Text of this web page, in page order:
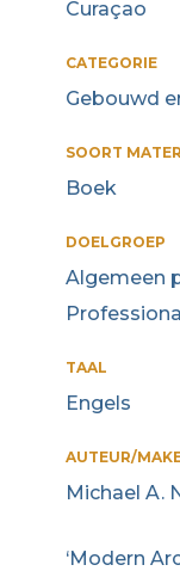
Curaçao
CATEGORIE
Gebouwd
SOORT
Boek
DOELGROEP
Algemeen
TAAL
Engels
AUTEUR/
Michael A.
‘Modern